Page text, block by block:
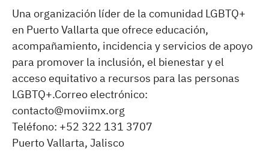
Una organización líder de la comunidad LGBTQ+
en Puerto Vallarta que ofrece educación,
acompañamiento, incidencia y servicios de apoyo
para promover la inclusión, el bienestar y el
acceso equitativo a recursos para las personas
LGBTQ+.Correo electrónico:
contacto@moviimx.org
Teléfono: +52 322 131 3707
Puerto Vallarta, Jalisco